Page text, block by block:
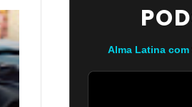
Alma Latina